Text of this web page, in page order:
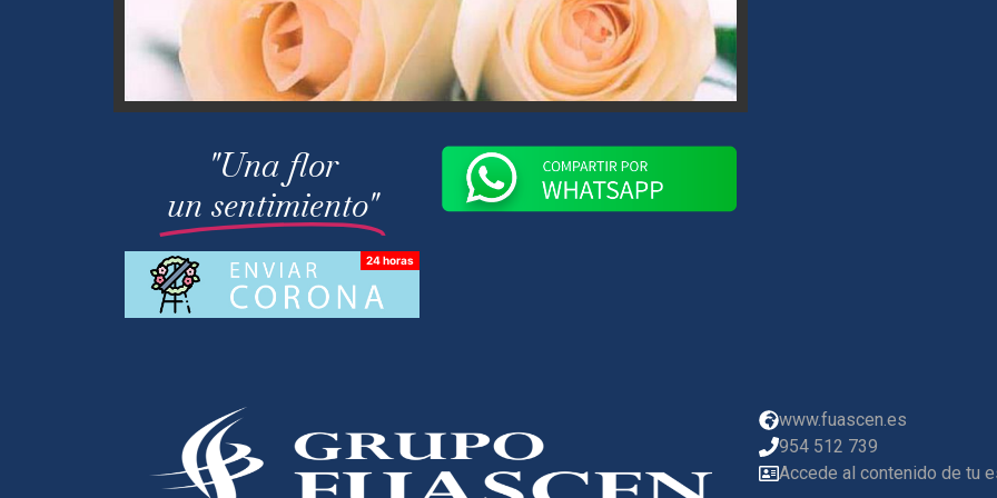
"Una flor
un sentimiento"
www.fuascen.es
954 512 739
Accede al contenido de tu